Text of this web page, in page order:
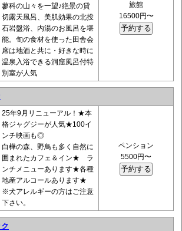
蓼科の山々を一望♪絶景の貸
切露天風呂、美肌効果の北投
石岩盤浴、内湯のお風呂を堪
能。旬の食材を使った田舎会
席は地酒と共に・好きな時に
温泉入浴できる洞窟風呂付特
別室が人気
旅館
16500円〜
25年9月リニューアル！★本
格ジャグジーが人気★100イ
ンチ映画も◎
白樺の森、野鳥も多く自然に
囲まれたカフェ＆イン★ ラ
ンチメニューあります★各種
地産アルコールあります★
※犬アレルギーの方はご注意
下さい。
ペンション
5500円〜